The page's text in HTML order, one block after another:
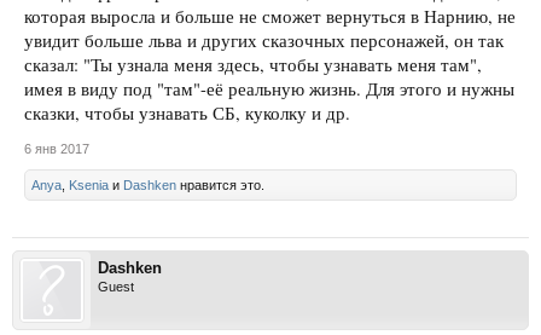
которая выросла и больше не сможет вернуться в Нарнию, не
увидит больше льва и других сказочных персонажей, он так
сказал: "Ты узнала меня здесь, чтобы узнавать меня там",
имея в виду под "там"-её реальную жизнь. Для этого и нужны
сказки, чтобы узнавать СБ, куколку и др.
6 янв 2017
Anya Ksenia и Dashken нравится это.
Dashken
Guest